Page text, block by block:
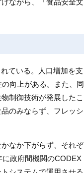
ながら、「食品安全文
ている。人口増加を支
向上がある。また、同
制御技術が発展したこ
のみならず、フレッシ
なか下がらず、それぞ
政府間機関のCODEX